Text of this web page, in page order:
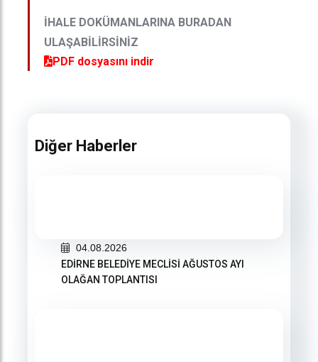
İHALE DOKÜMANLARINA BURADAN
ULAŞABİLİRSİNİZ
PDF dosyasını indir
Diğer Haberler
04.08.2026
EDİRNE BELEDİYE MECLİSİ AĞUSTOS AYI
OLAĞAN TOPLANTISI